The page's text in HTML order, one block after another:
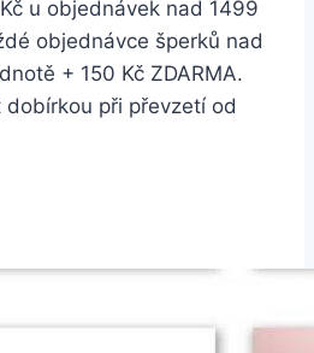
u objednávek nad 1499
objednávce šperků nad
+ 150 Kč ZDARMA.
při převzetí od